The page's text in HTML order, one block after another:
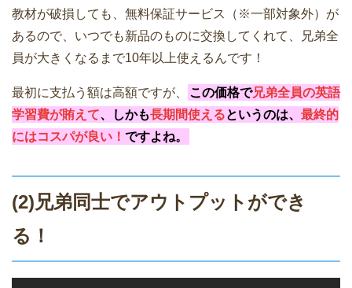
教材が破損しても、無料保証サービス（※一部対象外）が
あるので、いつでも新品のものに交換してくれて、兄弟全
員が大きくなるまで10年以上使えるんです！
最初に支払う額は高額ですが、 この価格で兄弟全員の英語
学習費が賄えて、しかも長期間使えるというのは、 最終的
にはコスパが良い！ ですよね。
(2)兄弟同士でアウトプットができ
る！